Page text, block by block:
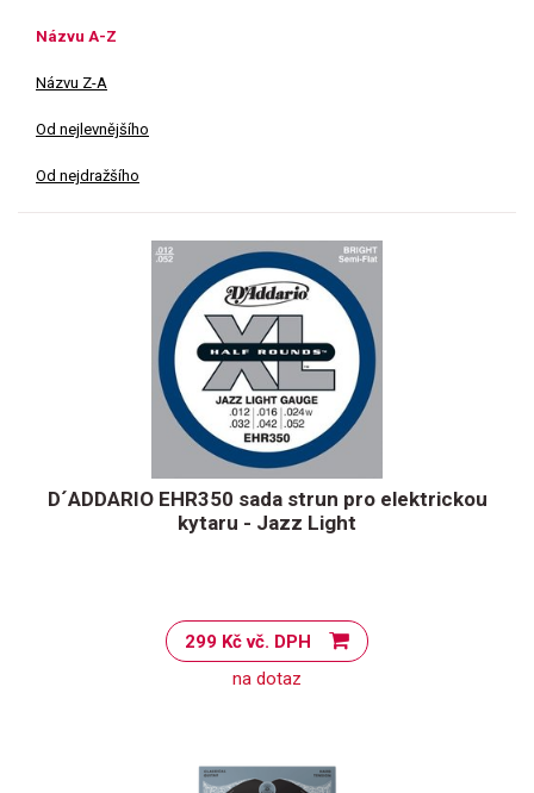
Názvu A-Z
Názvu Z-A
Od nejlevnějšího
Od nejdražšího
D´ADDARIO EHR350 sada strun pro elektrickou
kytaru - Jazz Light
299 Kč vč. DPH
na dotaz